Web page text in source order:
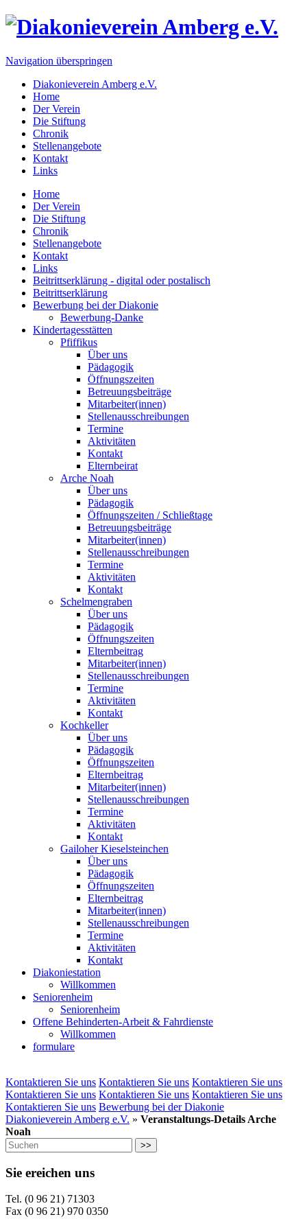
Navigation überspringen
Diakonieverein Amberg e.V.
Home
Der Verein
Die Stiftung
Chronik
Stellenangebote
Kontakt
Links
Home
Der Verein
Die Stiftung
Chronik
Stellenangebote
Kontakt
Links
Beitrittserklärung - digital oder postalisch
Beitrittserklärung
Bewerbung bei der Diakonie
Bewerbung-Danke
Kindertagesstätten
Pfiffikus
Über uns
Pädagogik
Öffnungszeiten
Betreuungsbeiträge
Mitarbeiter(innen)
Stellenausschreibungen
Termine
Aktivitäten
Kontakt
Elternbeirat
Arche Noah
Über uns
Pädagogik
Öffnungszeiten / Schließtage
Betreuungsbeiträge
Mitarbeiter(innen)
Stellenausschreibungen
Termine
Aktivitäten
Kontakt
Schelmengraben
Über uns
Pädagogik
Öffnungszeiten
Elternbeitrag
Mitarbeiter(innen)
Stellenausschreibungen
Termine
Aktivitäten
Kontakt
Kochkeller
Über uns
Pädagogik
Öffnungszeiten
Elternbeitrag
Mitarbeiter(innen)
Stellenausschreibungen
Termine
Aktivitäten
Kontakt
Gailoher Kieselsteinchen
Über uns
Pädagogik
Öffnungszeiten
Elternbeitrag
Mitarbeiter(innen)
Stellenausschreibungen
Termine
Aktivitäten
Kontakt
Diakoniestation
Willkommen
Seniorenheim
Seniorenheim
Offene Behinderten-Arbeit & Fahrdienste
Willkommen
formulare
Kontaktieren Sie uns Kontaktieren Sie uns Kontaktieren Sie uns
Kontaktieren Sie uns Kontaktieren Sie uns Kontaktieren Sie uns
Kontaktieren Sie uns Bewerbung bei der Diakonie
Diakonieverein Amberg e.V. » Veranstaltungs-Details Arche
Noah
>>
Sie ereichen uns
Tel. (0 96 21) 71303
Fax (0 96 21) 970 0350